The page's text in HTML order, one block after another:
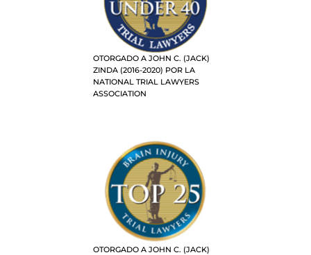
OTORGADO A JOHN C. (JACK)
ZINDA (2016-2020) POR LA
NATIONAL TRIAL LAWYERS
ASSOCIATION
OTORGADO A JOHN C. (JACK)